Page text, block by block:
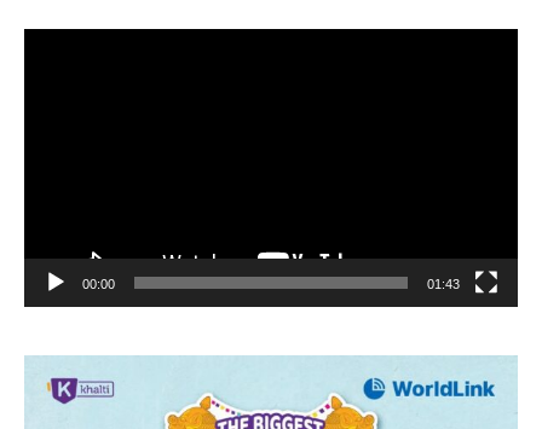
00:00 01:43